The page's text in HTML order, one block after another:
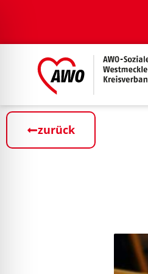
zurück